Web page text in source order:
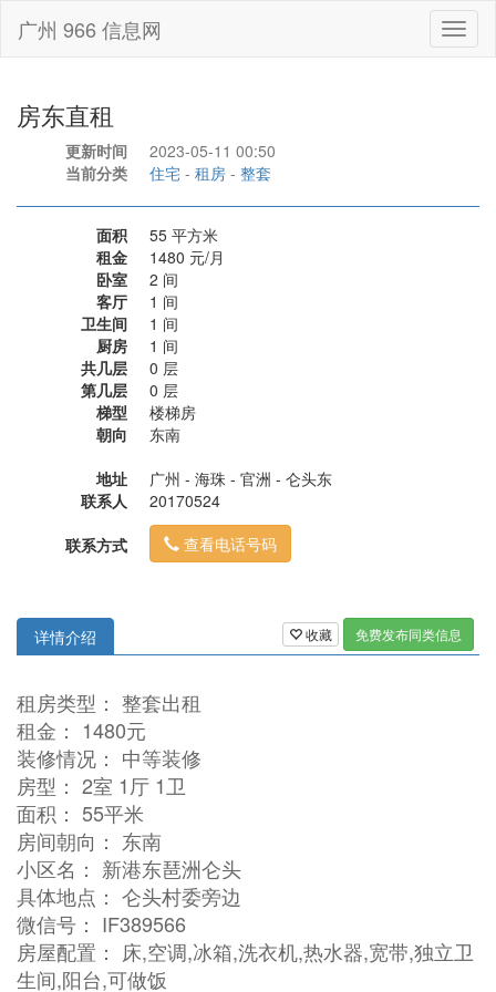
广州 966 信息网
房东直租
更新时间
2023-05-11 00:50
当前分类
住宅 - 租房 - 整套
面积
55 平方米
租金
1480 元/月
卧室
2 间
客厅
1 间
卫生间
1 间
厨房
1 间
共几层
0 层
第几层
0 层
梯型
楼梯房
朝向
东南
地址
广州 - 海珠 - 官洲 - 仑头东
联系人
20170524
联系方式
查看电话号码
收藏 免费发布同类信息
详情介绍
租房类型： 整套出租
租金： 1480元
装修情况： 中等装修
房型： 2室 1厅 1卫
面积： 55平米
房间朝向： 东南
小区名： 新港东琶洲仑头
具体地点： 仑头村委旁边
微信号： IF389566
房屋配置： 床,空调,冰箱,洗衣机,热水器,宽带,独立卫
生间,阳台,可做饭